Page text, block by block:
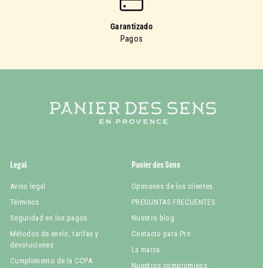
Garantizado
Pagos
Legal
Aviso legal
Términos
Seguridad en los pagos
Métodos de envío, tarifas y
devoluciones
Cumplimiento de la CCPA
Panier des Sens
Opiniones de los clientes
PREGUNTAS FRECUENTES
Nuestro blog
Contacto para Pro
La marca
Nuestros compromisos